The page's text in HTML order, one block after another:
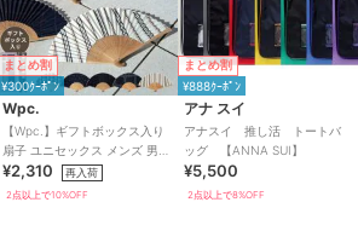
まとめ割
¥300ｸｰﾎﾟﾝ
Wpc.
【Wpc.】ギフトボックス入り
扇子 ユニセックス メンズ 男性
プレゼント ギフト 扇子 うちわ
¥2,310 再入荷
2点以上で10%OFF
まとめ割
¥888ｸｰﾎﾟﾝ
アナ スイ
アナスイ 推し活 トートバ
ッグ 【ANNA SUI】
¥5,500
2点以上で8%OFF